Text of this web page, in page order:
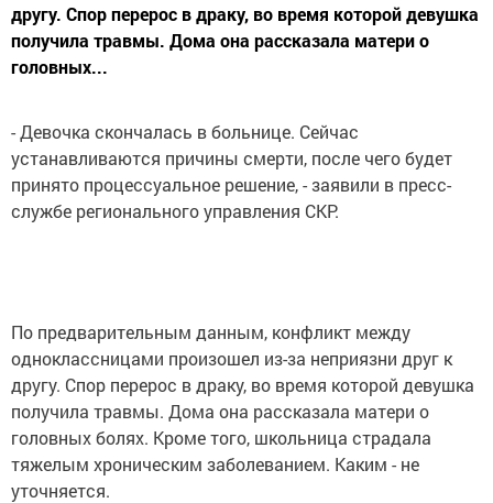
другу. Спор перерос в драку, во время которой девушка
получила травмы. Дома она рассказала матери о
головных...
- Девочка скончалась в больнице. Сейчас
устанавливаются причины смерти, после чего будет
принято процессуальное решение, - заявили в пресс-
службе регионального управления СКР.
По предварительным данным, конфликт между
одноклассницами произошел из-за неприязни друг к
другу. Спор перерос в драку, во время которой девушка
получила травмы. Дома она рассказала матери о
головных болях. Кроме того, школьница страдала
тяжелым хроническим заболеванием. Каким - не
уточняется.